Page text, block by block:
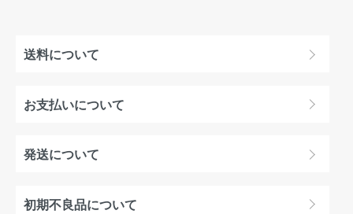
送料について
お支払いについて
発送について
初期不良品について